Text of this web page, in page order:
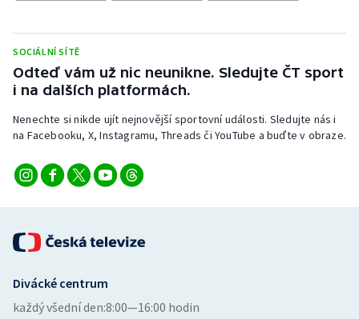
SOCIÁLNÍ SÍTĚ
Odteď vám už nic neunikne. Sledujte ČT sport
i na dalších platformách.
Nenechte si nikde ujít nejnovější sportovní události. Sledujte nás i
na Facebooku, X, Instagramu, Threads či YouTube a buďte v obraze.
Divácké centrum
každý všední den:8:00—16:00 hodin